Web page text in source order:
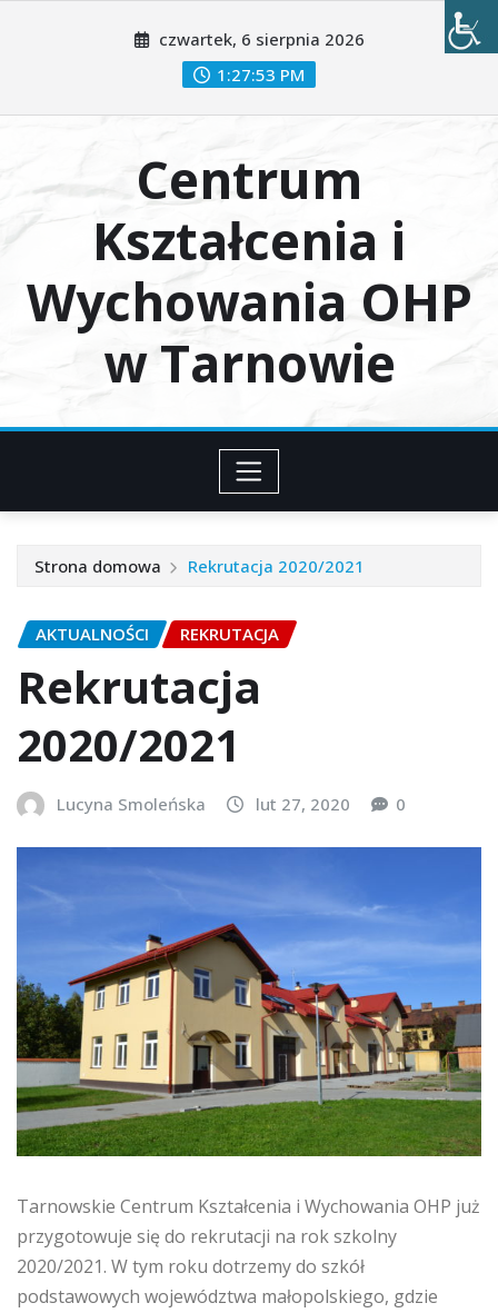
czwartek, 6 sierpnia 2026
1:27:55 PM
Centrum
Kształcenia i
Wychowania OHP
w Tarnowie
Strona domowa Rekrutacja 2020/2021
AKTUALNOŚCI REKRUTACJA
Rekrutacja
2020/2021
Lucyna Smoleńska lut 27, 2020 0
Tarnowskie Centrum Kształcenia i Wychowania OHP już
przygotowuje się do rekrutacji na rok szkolny
2020/2021. W tym roku dotrzemy do szkół
podstawowych województwa małopolskiego, gdzie